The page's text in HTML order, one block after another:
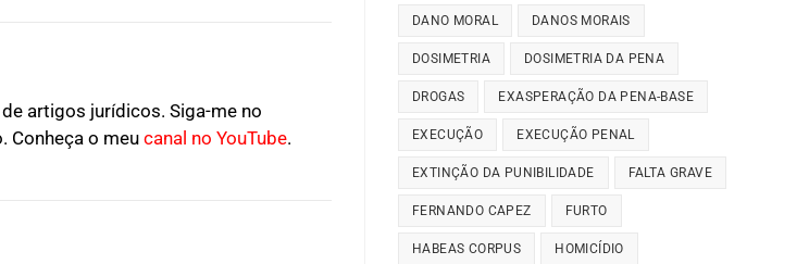
artigos jurídicos. Siga-me no
Conheça o meu canal no YouTube.
DANO MORAL DANOS MORAIS
DOSIMETRIA DOSIMETRIA DA PENA
DROGAS EXASPERAÇÃO DA PENA-BASE
EXECUÇÃO EXECUÇÃO PENAL
EXTINÇÃO DA PUNIBILIDADE FALTA GRAVE
FERNANDO CAPEZ FURTO
HABEAS CORPUS HOMICÍDIO